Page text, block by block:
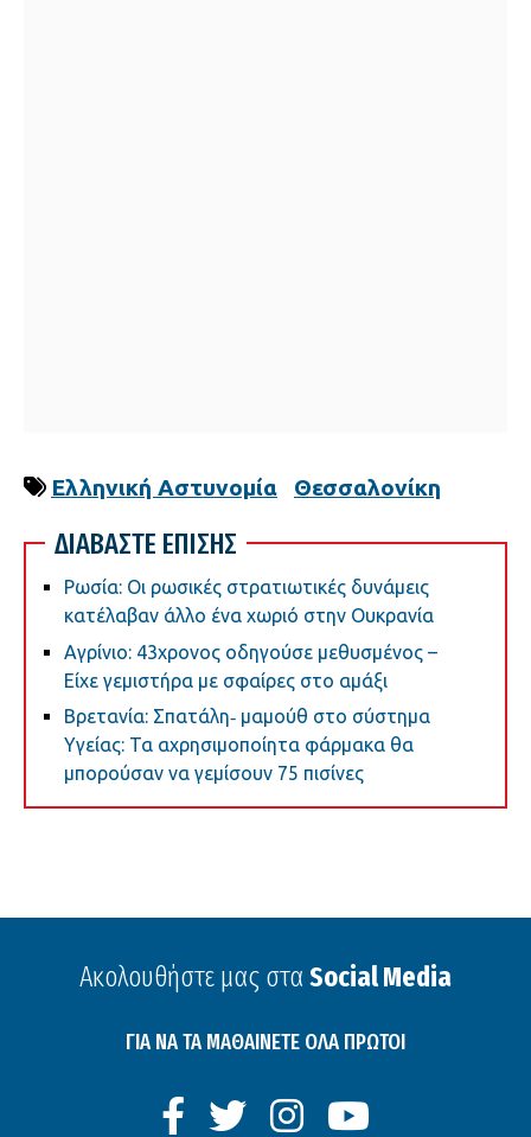
Ελληνική Αστυνομία Θεσσαλονίκη
ΔΙΑΒΑΣΤΕ ΕΠΙΣΗΣ
Ρωσία: Οι ρωσικές στρατιωτικές δυνάμεις
κατέλαβαν άλλο ένα χωριό στην Ουκρανία
Αγρίνιο: 43χρονος οδηγούσε μεθυσμένος –
Είχε γεμιστήρα με σφαίρες στο αμάξι
Βρετανία: Σπατάλη‑ μαμούθ στο σύστημα
Υγείας: Τα αχρησιμοποίητα φάρμακα θα
μπορούσαν να γεμίσουν 75 πισίνες
Ακολουθήστε μας στα Social Media
ΓΙΑ ΝΑ ΤΑ ΜΑΘΑΙΝΕΤΕ ΟΛΑ ΠΡΩΤΟΙ